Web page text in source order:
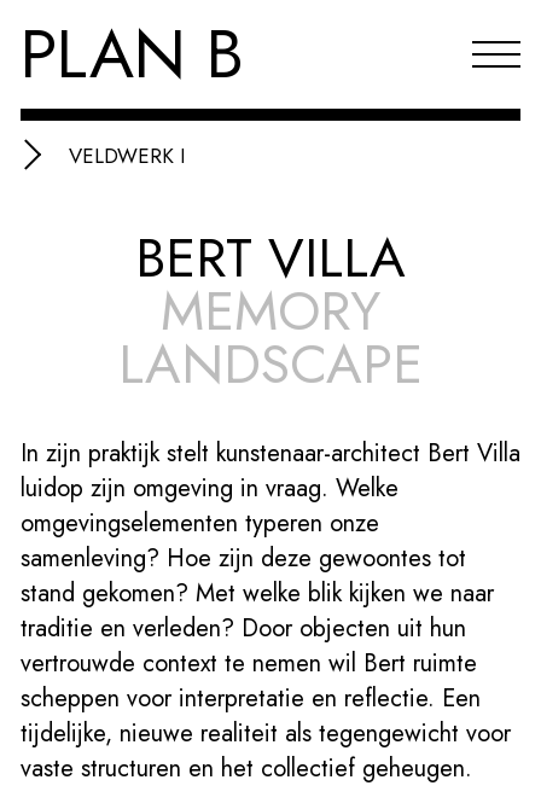
PLAN B
Reflecties & publicaties
Over PLAN B
EN
VELDWERK I
BERT VILLA
MEMORY
LANDSCAPE
In zijn praktijk stelt kunstenaar-architect Bert Villa
luidop zijn omgeving in vraag. Welke
omgevingselementen typeren onze
samenleving? Hoe zijn deze gewoontes tot
stand gekomen? Met welke blik kijken we naar
traditie en verleden? Door objecten uit hun
vertrouwde context te nemen wil Bert ruimte
scheppen voor interpretatie en reflectie. Een
tijdelijke, nieuwe realiteit als tegengewicht voor
vaste structuren en het collectief geheugen.